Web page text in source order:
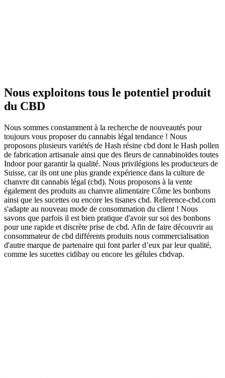
Nous exploitons tous le potentiel produit
du CBD
Nous sommes constamment à la recherche de nouveautés pour
toujours vous proposer du cannabis légal tendance ! Nous
proposons plusieurs variétés de Hash résine cbd dont le Hash pollen
de fabrication artisanale ainsi que des fleurs de cannabinoïdes toutes
Indoor pour garantir la qualité. Nous privilégions les producteurs de
Suisse, car ils ont une plus grande expérience dans la culture de
chanvre dit cannabis légal (cbd). Nous proposons à la vente
également des produits au chanvre alimentaire Côme les bonbons
ainsi que les sucettes ou encore les tisanes cbd. Reference-cbd.com
s'adapte au nouveau mode de consommation du client ! Nous
savons que parfois il est bien pratique d'avoir sur soi des bonbons
pour une rapide et discrète prise de cbd. Afin de faire découvrir au
consommateur de cbd différents produits nous commercialisation
d'autre marque de partenaire qui font parler d’eux par leur qualité,
comme les sucettes cidibay ou encore les gélules cbdvap.